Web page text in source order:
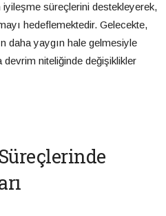
iyileşme süreçlerini destekleyerek,
hedeflemektedir. Gelecekte,
daha yaygın hale gelmesiyle
devrim niteliğinde değişiklikler